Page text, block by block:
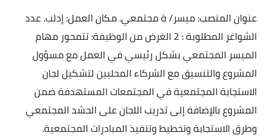
عنوان المنصب: ميسر/ ة مجتمعي. مكان العمل: إدلب. عدد
الشواغر المطلوبة : 2 الغرض من الوظيفة: تتمحور مهام
الميسر المجتمعي بشكل رئيسي في العمل مع مسؤول
المشروع والتنسيق مع الشركاء المحليين لتشكيل لجان
الاستجابة المجتمعية في المجتمعات المستهدفة ضمن
المشروع بالإضافة إلى تدريب اللجان على الحشد المجتمعي
وطرق الاستجابة وتخطيط وتنفيذ المبادرات المجتمعية.